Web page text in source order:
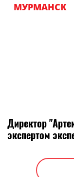
МУРМАНСК
Директор
экспертом